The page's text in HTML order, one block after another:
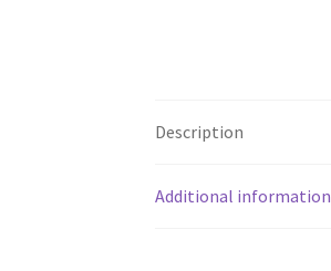
Description
Additional information